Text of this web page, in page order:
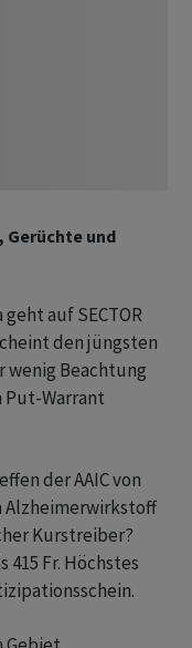
Gerüchte und
geht auf SECTOR
den jüngsten
Beachtung
Put-Warrant
der AAIC von
Kurstreiber?
Fr. Höchstes